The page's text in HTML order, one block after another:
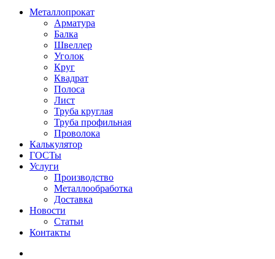
Металлопрокат
Арматура
Балка
Швеллер
Уголок
Круг
Квадрат
Полоса
Лист
Труба круглая
Труба профильная
Проволока
Калькулятор
ГОСТы
Услуги
Производство
Металлообработка
Доставка
Новости
Статьи
Контакты